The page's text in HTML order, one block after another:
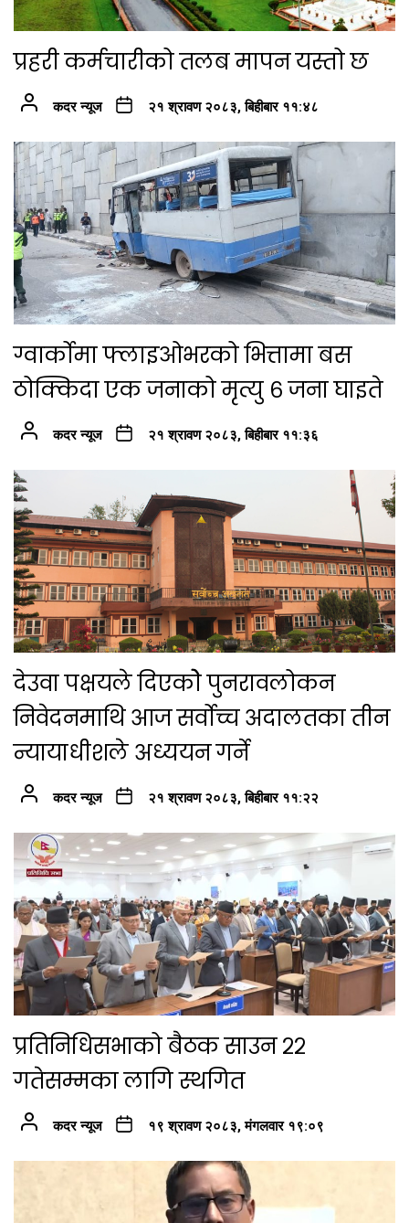
प्रहरी कर्मचारीको तलब मापन यस्तो छ
कदर न्यूज २१ श्रावण २०८३, बिहीबार ११:४८
ग्वार्कोमा फ्लाइओभरको भित्तामा बस
ठोक्किदा एक जनाको मृत्यु ६ जना घाइते
कदर न्यूज २१ श्रावण २०८३, बिहीबार ११:३६
देउवा पक्षयले दिएकोे पुनरावलोकन
निवेदनमाथि आज सर्वोच्च अदालतका तीन
न्यायाधीशले अध्ययन गर्ने
कदर न्यूज २१ श्रावण २०८३, बिहीबार ११:२२
प्रतिनिधिसभाको बैठक साउन २२
गतेसम्मका लागि स्थगित
कदर न्यूज १९ श्रावण २०८३, मंगलवार १९:०९